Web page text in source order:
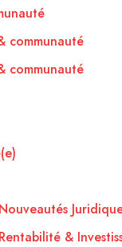
communauté
communauté
&